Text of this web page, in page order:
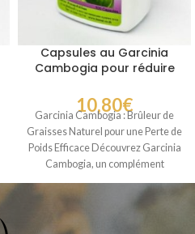
Capsules au Garcinia
Cambogia pour réduire
les glucides
10,80€
Garcinia Cambogia : Brûleur de
Graisses Naturel pour une Perte de
Poids Efficace Découvrez Garcinia
Cambogia, un complément